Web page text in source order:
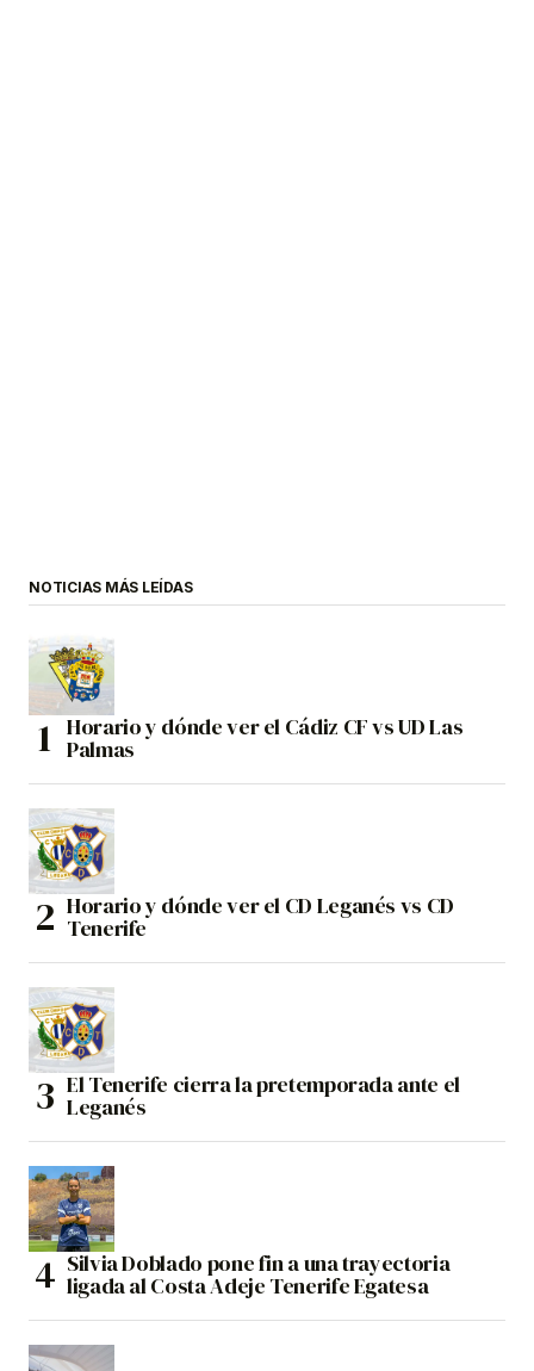
NOTICIAS MÁS LEÍDAS
Horario y dónde ver el Cádiz CF vs UD Las
Palmas
Horario y dónde ver el CD Leganés vs CD
Tenerife
El Tenerife cierra la pretemporada ante el
Leganés
Silvia Doblado pone fin a una trayectoria
ligada al Costa Adeje Tenerife Egatesa